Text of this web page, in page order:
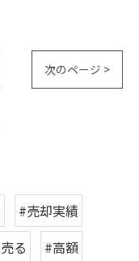
次のページ >
#売却実績
る
#高額